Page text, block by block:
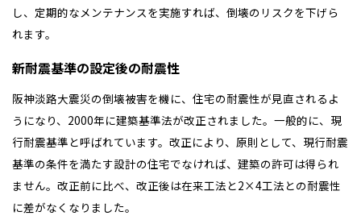
し、定期的なメンテナンスを実施すれば、倒壊のリスクを下げら
れます。
新耐震基準の設定後の耐震性
阪神淡路大震災の倒壊被害を機に、住宅の耐震性が見直されるよ
うになり、2000年に建築基準法が改正されました。一般的に、現
行耐震基準と呼ばれています。改正により、原則として、現行耐震
基準の条件を満たす設計の住宅でなければ、建築の許可は得られ
ません。改正前に比べ、改正後は在来工法と2×4工法との耐震性
に差がなくなりました。